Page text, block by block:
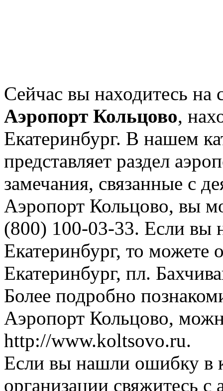
Сейчас вы находитесь на
Аэропорт Кольцово,
Екатеринбург. В нашем
представляет раздел
замечания, связанные с
Аэропорт Кольцово, вы
(800) 100-03-33. Если вы
Екатеринбург, то можете
Екатеринбург, пл.
Более подробно
Аэропорт Кольцово,
http://www.koltsovo.ru.
Если вы нашли ошибку в
организации свяжитесь